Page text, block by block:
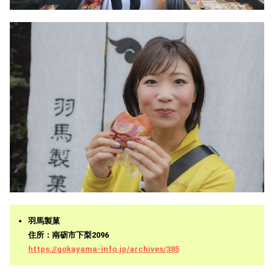
羽馬製菓
住所：南砺市下梨2096
https://gokayama-info.jp/archives/385